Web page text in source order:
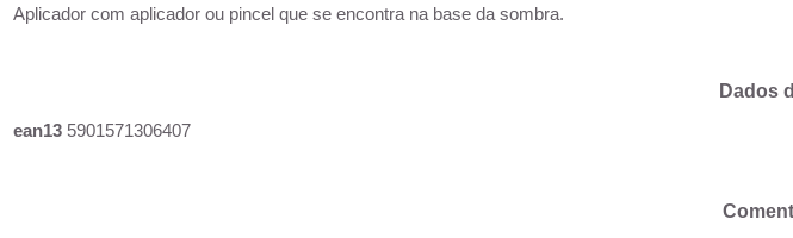
Aplicador com aplicador ou pincel que se encontra na base da sombra.
Dados
ean13 5901571306407